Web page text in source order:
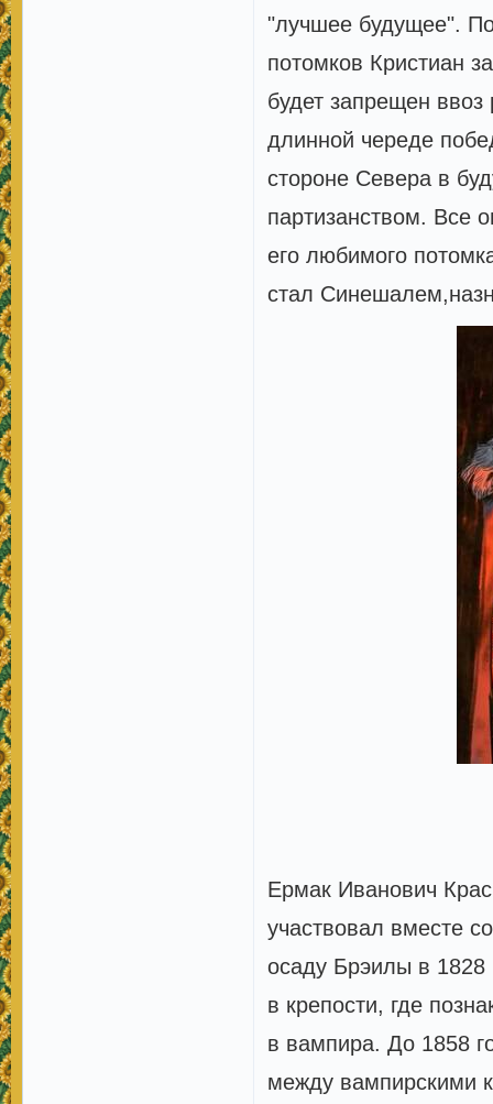
"лучшее будущее".
потомков Кристиан
будет запрещен ввоз
длинной череде
стороне Севера в
партизанством. Все
его любимого
стал
Ермак Иванович
участвовал вместе
осаду Брэилы в 1828
в крепости, где
в вампира. До 1858
между вампирскими